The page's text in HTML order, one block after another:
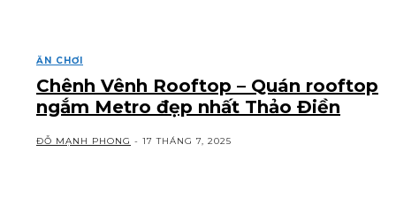
ĂN CHƠI
Chênh Vênh Rooftop – Quán rooftop
ngắm Metro đẹp nhất Thảo Điền
ĐỖ MẠNH PHONG - 17 THÁNG 7, 2025